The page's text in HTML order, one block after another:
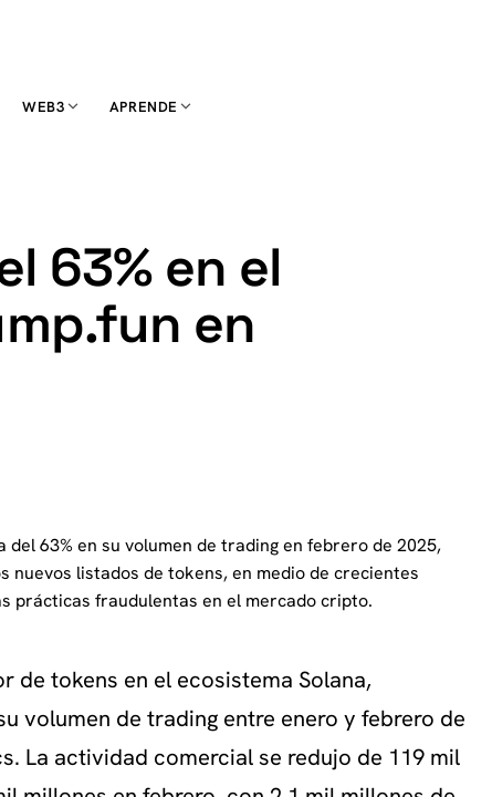
WEB3 APRENDE
63% en el
en
63% en su volumen de trading en febrero de 2025,
nuevos listados de tokens, en medio de crecientes
prácticas fraudulentas en el mercado cripto.
de tokens en el ecosistema Solana,
volumen de trading entre enero y febrero de
La actividad comercial se redujo de 119 mil